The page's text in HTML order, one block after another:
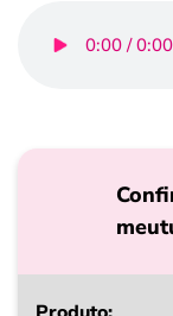
0:00 / 0:00